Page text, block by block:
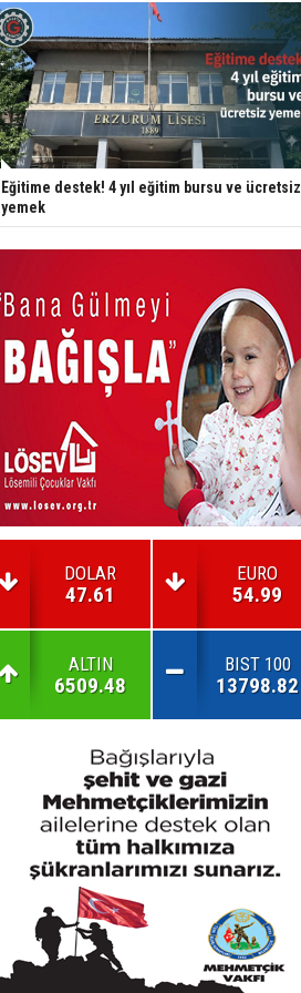
Eğitime destek! 4 yıl eğitim bursu ve ücretsiz
yemek
DOLAR
47.61
EURO
54.99
ALTIN
6509.48
BIST 100
13798.82